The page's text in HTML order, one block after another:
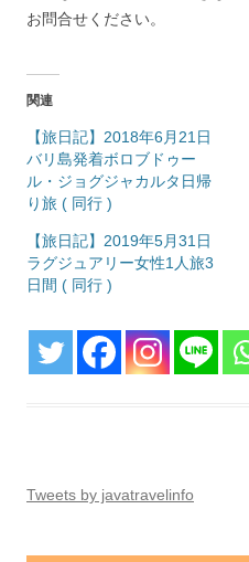
お問合せください。
関連
【旅日記】2018年6月21日
バリ島発着ボロブドゥー
ル・ジョグジャカルタ日帰
り旅 ( 同行 )
【旅日記】2019年5月31日
ラグジュアリー女性1人旅3
日間 ( 同行 )
Tweets by javatravelinfo